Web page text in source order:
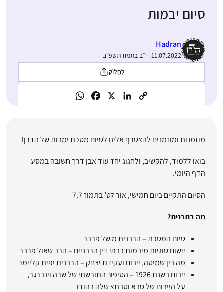
סיום יבמות
Hadran
11.07.2022 | י״ב בתמוז תשפ״ב
לַחֲלוֹק
מוזמנות ומוזמנים להצטרף אלינו לסיום מסכת ימבות של הדרן!
בואו ללמוד, להקשיב, ולחגוג יחד עוד אבן דרך חשובה במסע
הדף היומי.
הסיום התקיים ביום חמישי, אור לט’ בתמוז 7.7
מה בתכנית?
סיום המסכת – הרבנית מישל פרבר
יישום סוגיות מיבמות בבתי דין הרבניים – הרב שאול פרבר
מה בין שמיטה, ייבום ועקידת יצחק – הרבנית יפית קליימר
ייבום בשנת 1926 – הסיפור התורשתי של שרה וינברגר,
על הייבום של סבא וסבתא שלה בהודו